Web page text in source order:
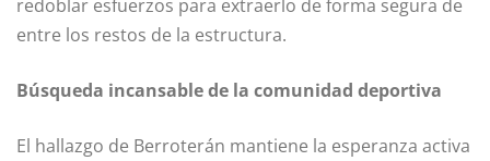
redoblar esfuerzos para extraerlo de forma segura de
entre los restos de la estructura.
Búsqueda incansable de la comunidad deportiva
El hallazgo de Berroterán mantiene la esperanza activa